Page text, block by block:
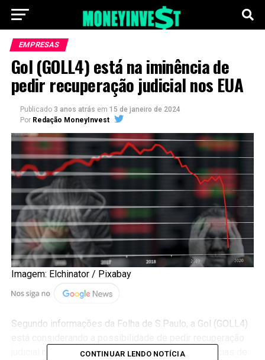
EMPRESAS
Gol (GOLL4) está na iminência de
pedir recuperação judicial nos EUA
Publicado 3 anos atrás em 15 de janeiro de 2024
Por Redação MoneyInvest
Imagem: Elchinator / Pixabay
Segundo informações da Folha de S.Paulo, a Gol (GOLL4)
nos Estados Unidos em até um mês. Agências de
CONTINUAR LENDO NOTÍCIA